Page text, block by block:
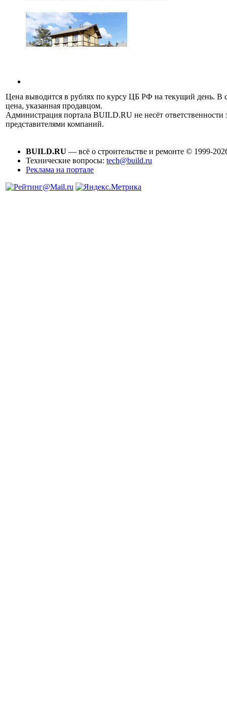
Цена выводится в рублях по курсу ЦБ РФ на текущий день. В
цена, указанная продавцом.
Администрация портала BUILD.RU не несёт
представителями компаний.
BUILD.RU — всё о строительстве и ремонте © 1999-
Технические вопросы: tech@build.ru
Реклама на портале